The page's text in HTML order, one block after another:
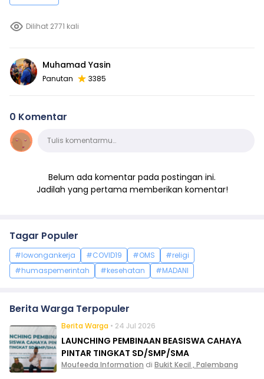
Dilihat 2771 kali
Muhamad Yasin
Panutan 3385
0 Komentar
KomentarTulis komentarmu…
Belum ada komentar pada postingan ini.
Jadilah yang pertama memberikan komentar!
Tagar Populer
#lowongankerja #COVID19 #OMS
#religi
#humaspemerintah
#kesehatan #MADANI
Berita Warga Terpopuler
Berita Warga • 24 Jul 2026
LAUNCHING PEMBINAAN BEASISWA CAHAYA
PINTAR TINGKAT SD/SMP/SMA
Moufeeda Information di Bukit Kecil , Palembang